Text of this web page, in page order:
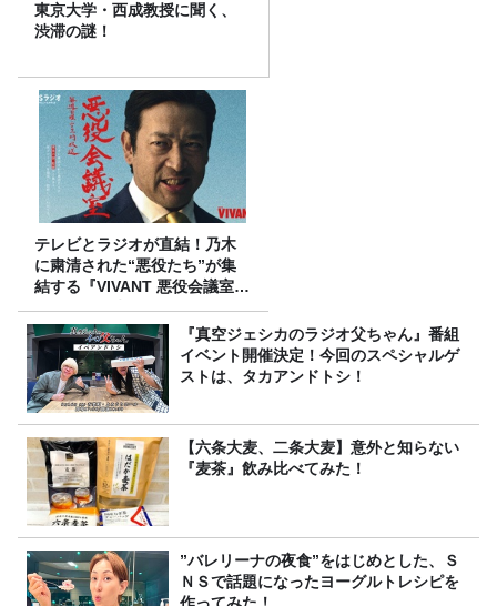
東京大学・西成教授に聞く、
渋滞の謎！
テレビとラジオが直結！乃木
に粛清された“悪役たち”が集
結する『VIVANT 悪役会議室』
7/26(日)23時スタート！
『真空ジェシカのラジオ父ちゃん』番組
イベント開催決定！今回のスペシャルゲ
ストは、タカアンドトシ！
【六条大麦、二条大麦】意外と知らない
『麦茶』飲み比べてみた！
”バレリーナの夜食”をはじめとした、Ｓ
ＮＳで話題になったヨーグルトレシピを
作ってみた！